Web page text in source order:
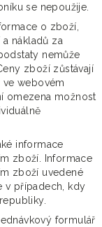
se nepoužije.
o zboží,
nákladů za
nemůže
zboží zůstávají
webovém
omezena možnost
informace
zboží. Informace
zboží uvedené
v případech, kdy
formulář